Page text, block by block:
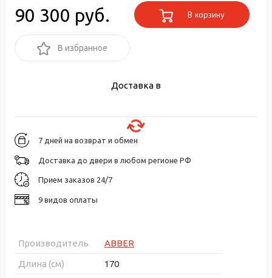
90 300 руб. В корзину
В избранное
Доставка в
7 дней на возврат и обмен
Доставка до двери в любом регионе РФ
Прием заказов 24/7
9 видов оплаты
Производитель
ABBER
Длина (см)
170